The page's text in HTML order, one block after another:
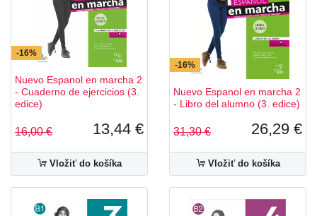
-16%
Nuevo Espanol en marcha 2
- Cuaderno de ejercicios (3.
edice)
16,00 € 13,44 €
Vložiť do košíka
-16%
Nuevo Espanol en marcha 2
- Libro del alumno (3. edice)
31,30 € 26,29 €
Vložiť do košíka